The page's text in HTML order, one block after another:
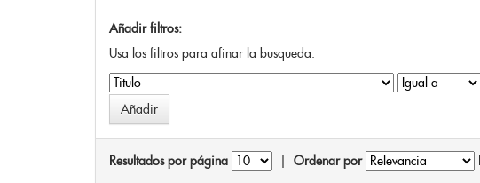
Añadir filtros:
Usa los filtros para afinar la busqueda.
Resultados por página Ordenar por